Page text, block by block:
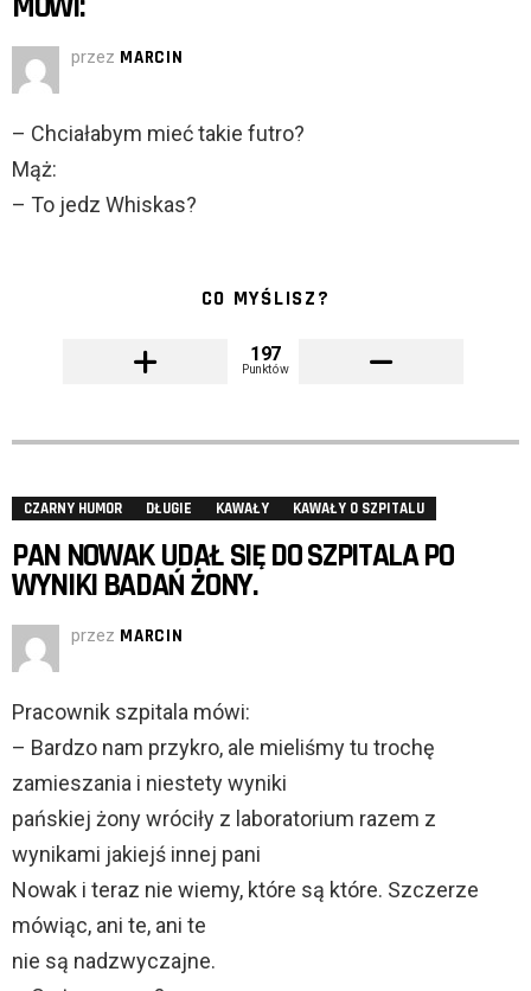
przez MARCIN
– Chciałabym mieć takie futro?
Mąż:
– To jedz Whiskas?
CO MYŚLISZ?
197
Punktów
CZARNY HUMOR DŁUGIE KAWAŁY KAWAŁY O SZPITALU
PAN NOWAK UDAŁ SIĘ DO SZPITALA PO
WYNIKI BADAŃ ŻONY.
przez MARCIN
Pracownik szpitala mówi:
– Bardzo nam przykro, ale mieliśmy tu trochę
zamieszania i niestety wyniki
pańskiej żony wróciły z laboratorium razem z
wynikami jakiejś innej pani
Nowak i teraz nie wiemy, które są które. Szczerze
mówiąc, ani te, ani te
nie są nadzwyczajne.